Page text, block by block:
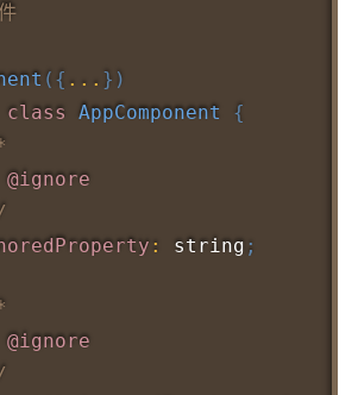
( { ... } )
class AppComponent
{
@ignore
: string ;
@ignore